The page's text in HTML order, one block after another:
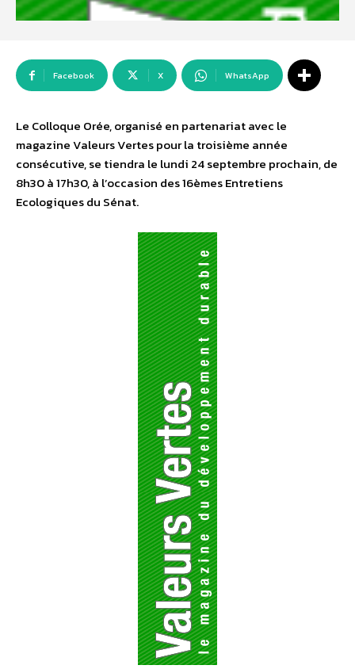
Facebook X WhatsApp
Le Colloque Orée, organisé en partenariat avec le
magazine Valeurs Vertes pour la troisième année
consécutive, se tiendra le lundi 24 septembre prochain, de
8h30 à 17h30, à l’occasion des 16èmes Entretiens
Ecologiques du Sénat.